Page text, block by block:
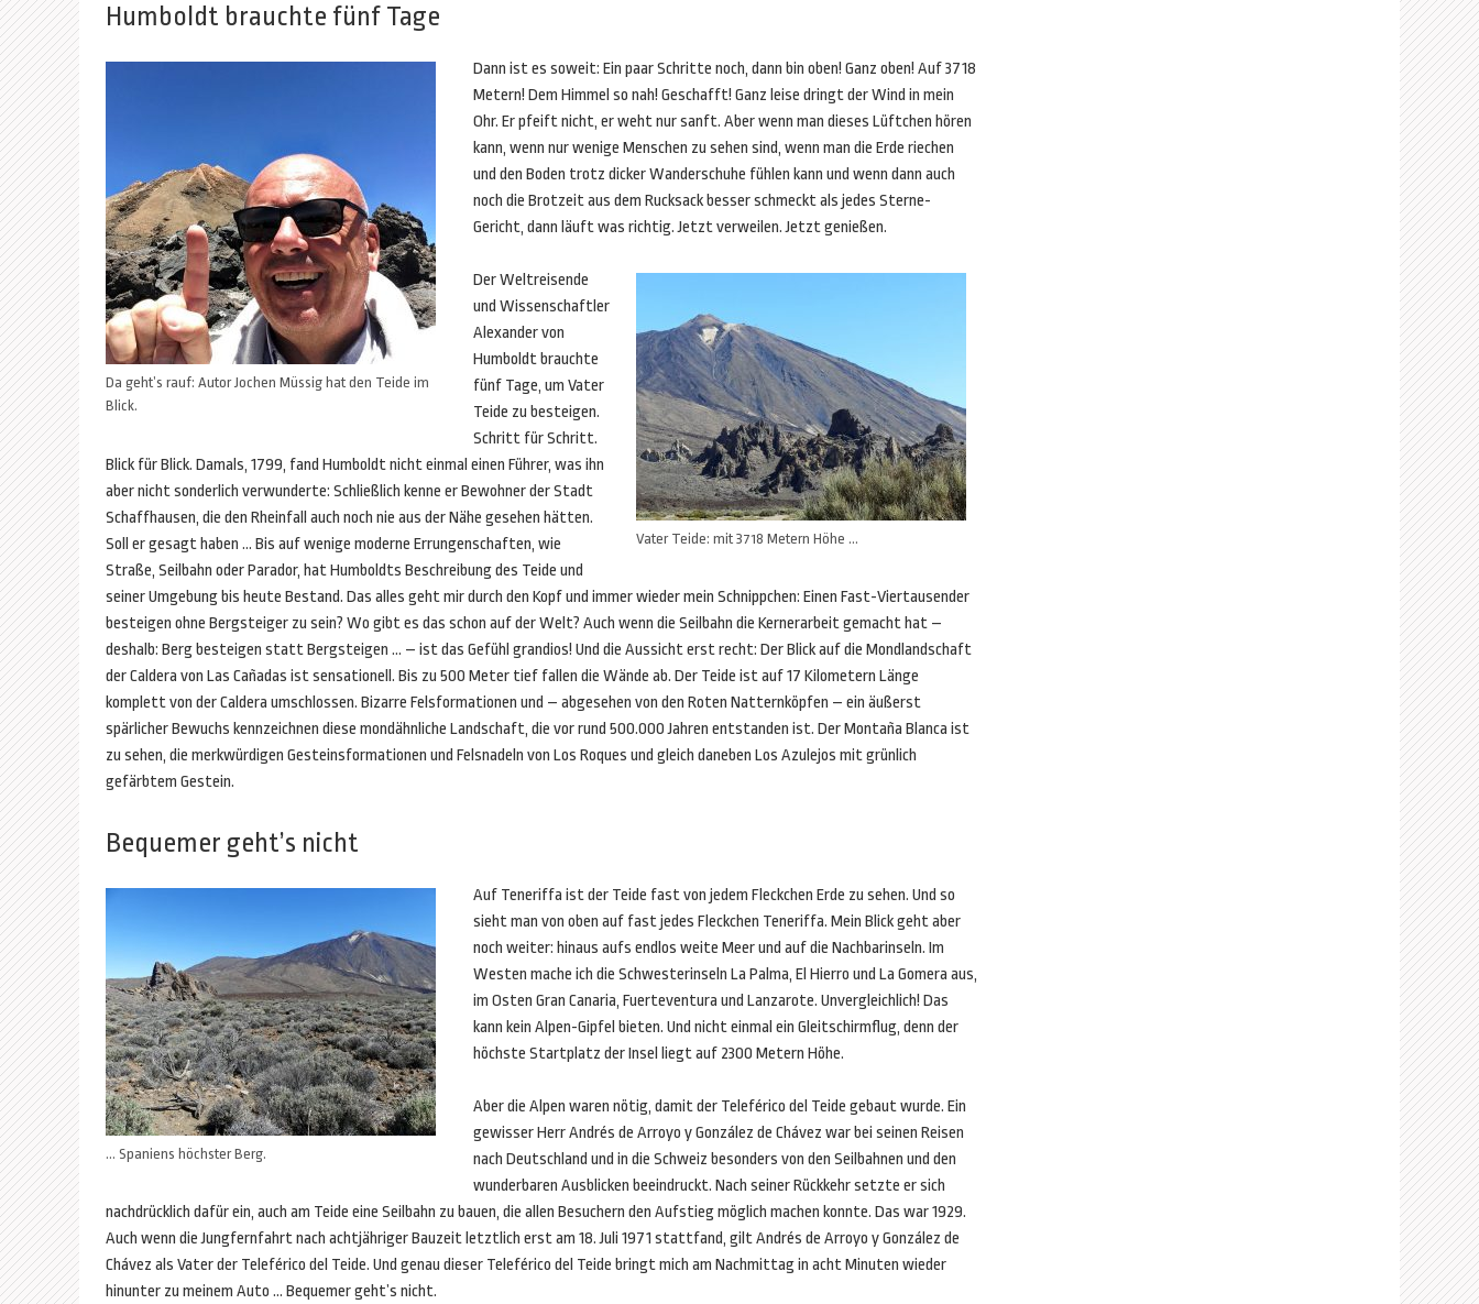
Humboldt brauchte fünf Tage
Da geht’s rauf: Autor Jochen Müssig hat den Teide im
Blick.
Dann ist es soweit: Ein paar Schritte noch, dann bin oben! Ganz oben! Auf 3718
Metern! Dem Himmel so nah! Geschafft! Ganz leise dringt der Wind in mein
Ohr. Er pfeift nicht, er weht nur sanft. Aber wenn man dieses Lüftchen hören
kann, wenn nur wenige Menschen zu sehen sind, wenn man die Erde riechen
und den Boden trotz dicker Wanderschuhe fühlen kann und wenn dann auch
noch die Brotzeit aus dem Rucksack besser schmeckt als jedes Sterne-
Gericht, dann läuft was richtig. Jetzt verweilen. Jetzt genießen.
Vater Teide: mit 3718 Metern Höhe …
Der Weltreisende
und Wissenschaftler
Alexander von
Humboldt brauchte
fünf Tage, um Vater
Teide zu besteigen.
Schritt für Schritt.
Blick für Blick. Damals, 1799, fand Humboldt nicht einmal einen Führer, was ihn
aber nicht sonderlich verwunderte: Schließlich kenne er Bewohner der Stadt
Schaffhausen, die den Rheinfall auch noch nie aus der Nähe gesehen hätten.
Soll er gesagt haben … Bis auf wenige moderne Errungenschaften, wie
Straße, Seilbahn oder Parador, hat Humboldts Beschreibung des Teide und
seiner Umgebung bis heute Bestand. Das alles geht mir durch den Kopf und immer wieder mein Schnippchen: Einen Fast-Viertausender
besteigen ohne Bergsteiger zu sein? Wo gibt es das schon auf der Welt? Auch wenn die Seilbahn die Kernerarbeit gemacht hat –
deshalb: Berg besteigen statt Bergsteigen … – ist das Gefühl grandios! Und die Aussicht erst recht: Der Blick auf die Mondlandschaft
der Caldera von Las Cañadas ist sensationell. Bis zu 500 Meter tief fallen die Wände ab. Der Teide ist auf 17 Kilometern Länge
komplett von der Caldera umschlossen. Bizarre Felsformationen und – abgesehen von den Roten Natternköpfen – ein äußerst
spärlicher Bewuchs kennzeichnen diese mondähnliche Landschaft, die vor rund 500.000 Jahren entstanden ist. Der Montaña Blanca ist
zu sehen, die merkwürdigen Gesteinsformationen und Felsnadeln von Los Roques und gleich daneben Los Azulejos mit grünlich
gefärbtem Gestein.
Bequemer geht’s nicht
… Spaniens höchster Berg.
Auf Teneriffa ist der Teide fast von jedem Fleckchen Erde zu sehen. Und so
sieht man von oben auf fast jedes Fleckchen Teneriffa. Mein Blick geht aber
noch weiter: hinaus aufs endlos weite Meer und auf die Nachbarinseln. Im
Westen mache ich die Schwesterinseln La Palma, El Hierro und La Gomera aus,
im Osten Gran Canaria, Fuerteventura und Lanzarote. Unvergleichlich! Das
kann kein Alpen-Gipfel bieten. Und nicht einmal ein Gleitschirmflug, denn der
höchste Startplatz der Insel liegt auf 2300 Metern Höhe.
Aber die Alpen waren nötig, damit der Teleférico del Teide gebaut wurde. Ein
gewisser Herr Andrés de Arroyo y González de Chávez war bei seinen Reisen
nach Deutschland und in die Schweiz besonders von den Seilbahnen und den
wunderbaren Ausblicken beeindruckt. Nach seiner Rückkehr setzte er sich
nachdrücklich dafür ein, auch am Teide eine Seilbahn zu bauen, die allen Besuchern den Aufstieg möglich machen konnte. Das war 1929.
Auch wenn die Jungfernfahrt nach achtjähriger Bauzeit letztlich erst am 18. Juli 1971 stattfand, gilt Andrés de Arroyo y González de
Chávez als Vater der Teleférico del Teide. Und genau dieser Teleférico del Teide bringt mich am Nachmittag in acht Minuten wieder
hinunter zu meinem Auto … Bequemer geht’s nicht.